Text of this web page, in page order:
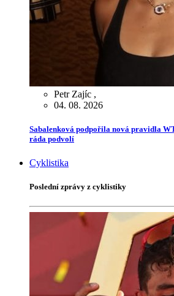
Petr Zajíc ,
04. 08. 2026
Sabalenková podpořila nová pravidla
ráda podvolí
Cyklistika
Poslední zprávy z cyklistiky